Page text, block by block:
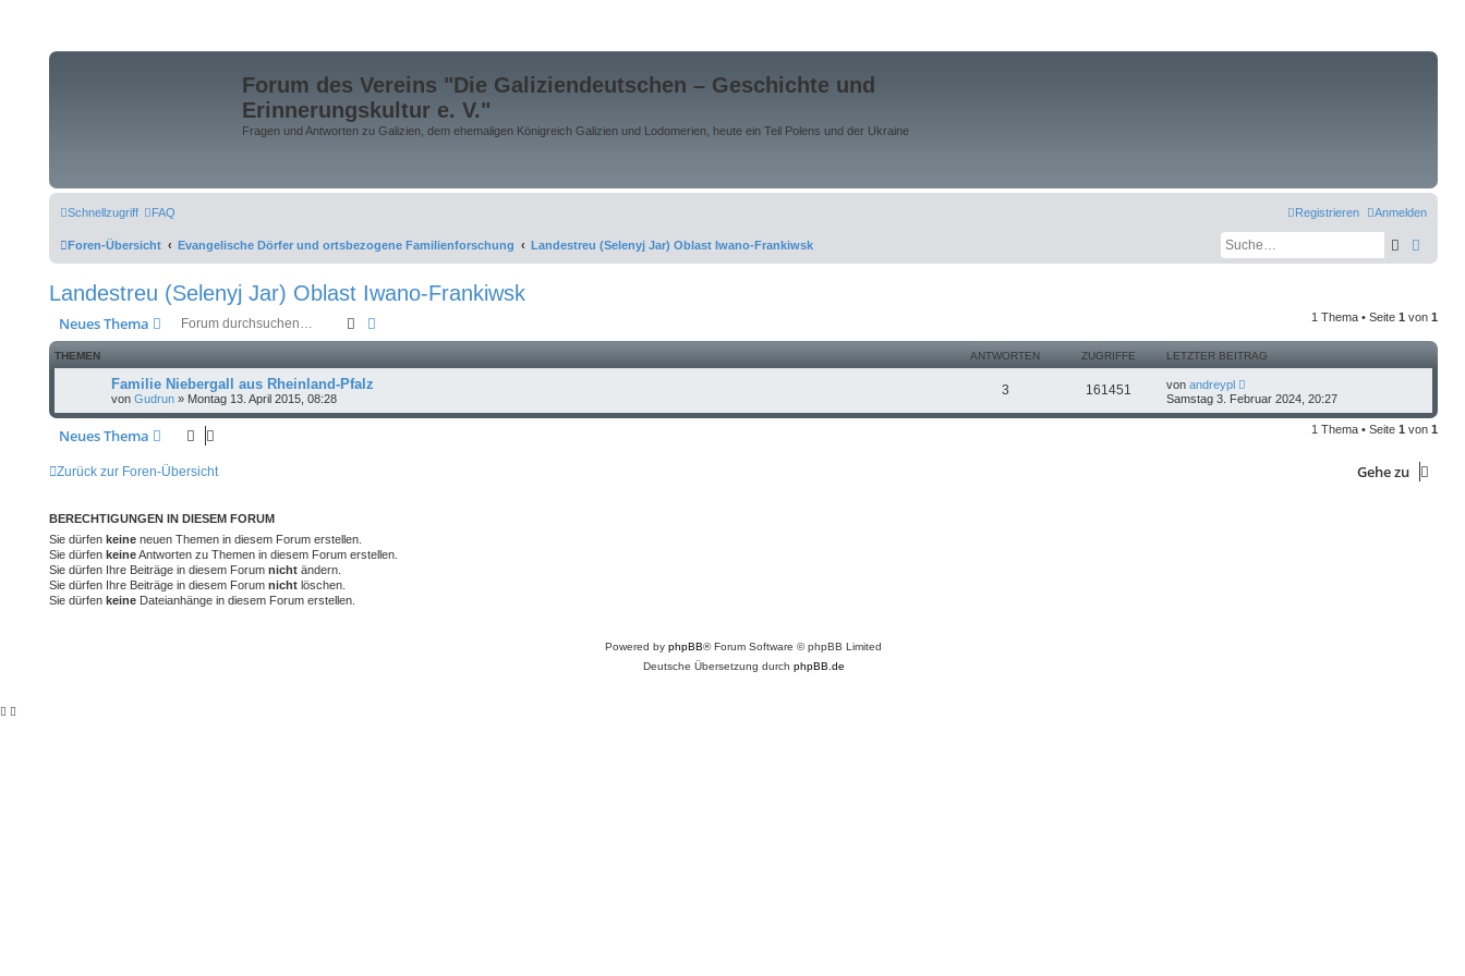
Forum des Vereins "Die Galiziendeutschen – Geschichte und
Erinnerungskultur e. V."
Fragen und Antworten zu Galizien, dem ehemaligen Königreich Galizien und Lodomerien, heute ein Teil Polens und der Ukraine
Schnellzugriff FAQ Anmelden
Registrieren
Foren-Übersicht Evangelische Dörfer und ortsbezogene Familienforschung Landestreu (Selenyj Jar) Oblast Iwano-Frankiwsk Suche
Landestreu (Selenyj Jar) Oblast Iwano-Frankiwsk
Neues Thema Suche 1 Thema • Seite 1 von 1
THEMEN ANTWORTEN ZUGRIFFE LETZTER BEITRAG
Familie Niebergall aus Rheinland-Pfalz
von Gudrun » Montag 13. April 2015, 08:28
3 161451 von andreypl
Samstag 3. Februar 2024, 20:27
Neues Thema 1 Thema • Seite 1 von 1
Zurück zur Foren-Übersicht Gehe zu
BERECHTIGUNGEN IN DIESEM FORUM
Sie dürfen keine neuen Themen in diesem Forum erstellen.
Sie dürfen keineAntworten zu Themen in diesem Forum erstellen.
Sie dürfen Ihre Beiträge in diesem Forum nicht ändern.
Sie dürfen Ihre Beiträge in diesem Forum nicht löschen.
Sie dürfen keine Dateianhänge in diesem Forum erstellen.
Powered by phpBB® Forum Software © phpBB Limited
Deutsche Übersetzung durch phpBB.de